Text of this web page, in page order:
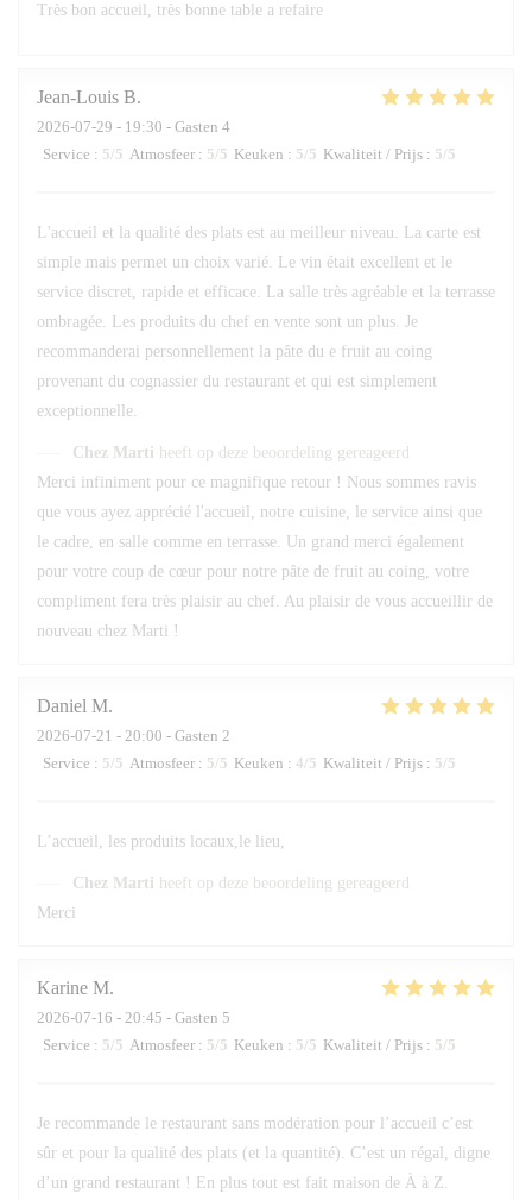
Très bon accueil, très bonne table a refaire
Jean-Louis B
2026-07-29 - 19:30 - Gasten 4
Service : 5/5 Atmosfeer : 5/5 Keuken : 5/5 Kwaliteit / Prijs : 5/5
L'accueil et la qualité des plats est au meilleur niveau. La carte est
simple mais permet un choix varié. Le vin était excellent et le
service discret, rapide et efficace. La salle très agréable et la terrasse
ombragée. Les produits du chef en vente sont un plus. Je
recommanderai personnellement la pâte du e fruit au coing
provenant du cognassier du restaurant et qui est simplement
exceptionnelle.
Chez Marti heeft op deze beoordeling gereageerd
Merci infiniment pour ce magnifique retour ! Nous sommes ravis
que vous ayez apprécié l'accueil, notre cuisine, le service ainsi que
le cadre, en salle comme en terrasse. Un grand merci également
pour votre coup de cœur pour notre pâte de fruit au coing, votre
compliment fera très plaisir au chef. Au plaisir de vous accueillir de
nouveau chez Marti !
Daniel M
2026-07-21 - 20:00 - Gasten 2
Service : 5/5 Atmosfeer : 5/5 Keuken : 4/5 Kwaliteit / Prijs : 5/5
L’accueil, les produits locaux,le lieu,
Chez Marti heeft op deze beoordeling gereageerd
Merci
Karine M
2026-07-16 - 20:45 - Gasten 5
Service : 5/5 Atmosfeer : 5/5 Keuken : 5/5 Kwaliteit / Prijs : 5/5
Je recommande le restaurant sans modération pour l’accueil c’est
sûr et pour la qualité des plats (et la quantité). C’est un régal, digne
d’un grand restaurant ! En plus tout est fait maison de À à Z.